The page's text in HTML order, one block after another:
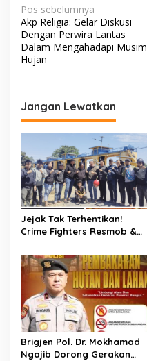
N
a
v
i
a
s
i
p
o
s
Pos sebelumnya
Akp Religia: Gelar Diskusi
Dengan Perwira Lantas
Dalam Mengahadapi Musim
Hujan
Jangan Lewatkan
Jejak Tak Terhentikan!
Crime Fighters Resmob &
Polres Pinrang Berhasil
Bekuk Pelaku Pembunuhan
di Jalan Macan, Apresiasi
Mengalir Untuk Ipda Ahmad
Haris dan Aiptu Syahrir,
Kerja Senyap Polisi
Berbuah Pengungkapan
Kasus Menonjol
Brigjen Pol. Dr. Mokhamad
Ngajib Dorong Gerakan